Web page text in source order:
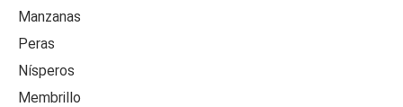
Manzanas
Peras
Nísperos
Membrillo